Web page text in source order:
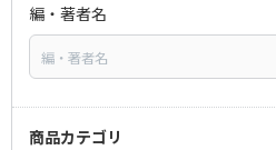
編・著者名
商品カテゴリ